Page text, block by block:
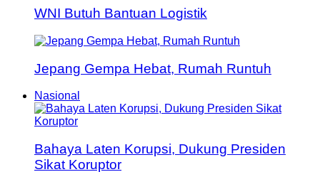
WNI Butuh Bantuan Logistik
Jepang Gempa Hebat, Rumah Runtuh
Nasional
Bahaya Laten Korupsi, Dukung Presiden
Sikat Koruptor